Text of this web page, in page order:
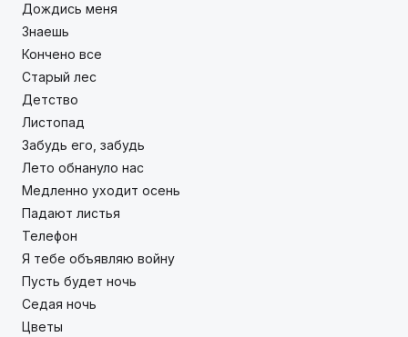
Дождись меня
Знаешь
Кончено все
Старый лес
Детство
Лиcтoпaд
Забудь его, забудь
Лето обнануло нас
Медленно уходит осень
Падают листья
Телефон
Я тeбe oбъявляю вoйнy
Пусть будет ночь
Седая ночь
Цветы